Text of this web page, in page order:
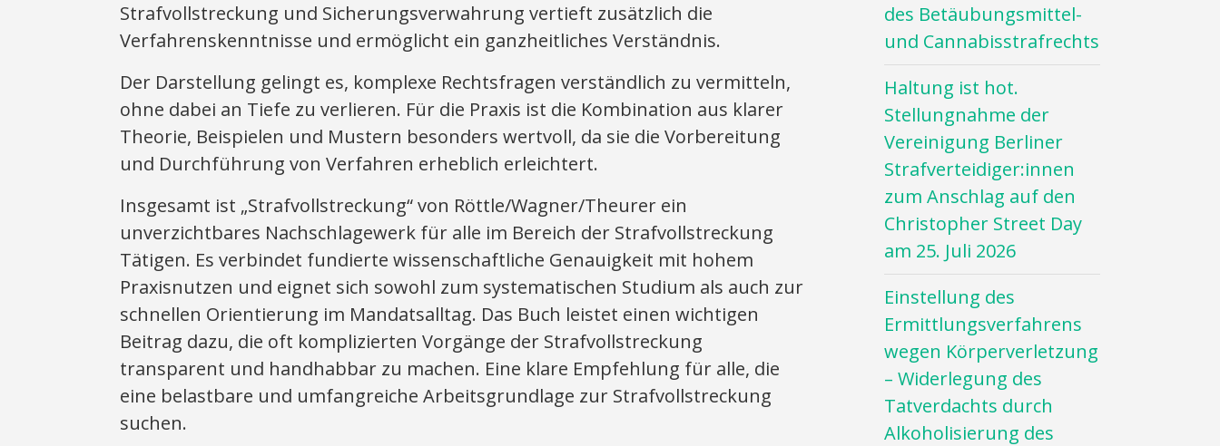
Strafvollstreckung und Sicherungsverwahrung vertieft zusätzlich die
Verfahrenskenntnisse und ermöglicht ein ganzheitliches Verständnis.
Der Darstellung gelingt es, komplexe Rechtsfragen verständlich zu vermitteln,
ohne dabei an Tiefe zu verlieren. Für die Praxis ist die Kombination aus klarer
Theorie, Beispielen und Mustern besonders wertvoll, da sie die Vorbereitung
und Durchführung von Verfahren erheblich erleichtert.
Insgesamt ist „Strafvollstreckung“ von Röttle/Wagner/Theurer ein
unverzichtbares Nachschlagewerk für alle im Bereich der Strafvollstreckung
Tätigen. Es verbindet fundierte wissenschaftliche Genauigkeit mit hohem
Praxisnutzen und eignet sich sowohl zum systematischen Studium als auch zur
schnellen Orientierung im Mandatsalltag. Das Buch leistet einen wichtigen
Beitrag dazu, die oft komplizierten Vorgänge der Strafvollstreckung
transparent und handhabbar zu machen. Eine klare Empfehlung für alle, die
eine belastbare und umfangreiche Arbeitsgrundlage zur Strafvollstreckung
suchen.
des Betäubungsmittel-
und Cannabisstrafrechts
Haltung ist hot.
Stellungnahme der
Vereinigung Berliner
Strafverteidiger:innen
zum Anschlag auf den
Christopher Street Day
am 25. Juli 2026
Einstellung des
Ermittlungsverfahrens
wegen Körperverletzung
– Widerlegung des
Tatverdachts durch
Alkoholisierung des